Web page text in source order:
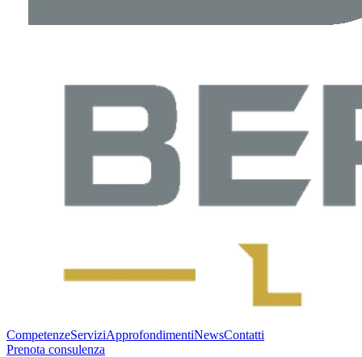
CompetenzeServiziApprofondimentiNewsContatti
Prenota consulenza